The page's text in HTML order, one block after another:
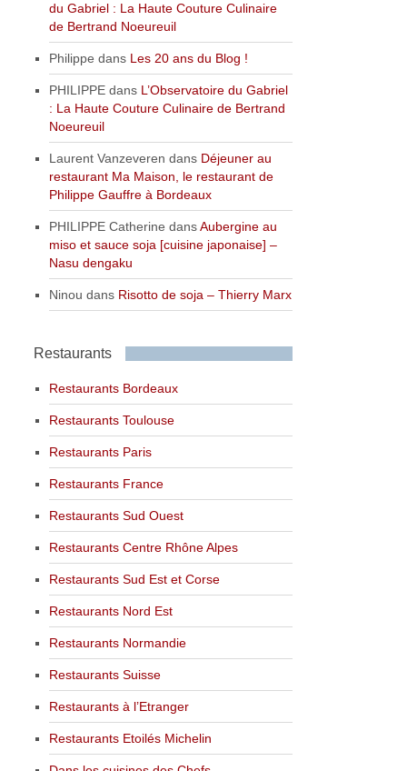
du Gabriel : La Haute Couture Culinaire
de Bertrand Noeureuil
Philippe dans Les 20 ans du Blog !
PHILIPPE dans L’Observatoire du Gabriel
: La Haute Couture Culinaire de Bertrand
Noeureuil
Laurent Vanzeveren dans Déjeuner au
restaurant Ma Maison, le restaurant de
Philippe Gauffre à Bordeaux
PHILIPPE Catherine dansAubergine au
miso et sauce soja [cuisine japonaise] –
Nasu dengaku
Ninou dans Risotto de soja – Thierry Marx
Restaurants
Restaurants Bordeaux
Restaurants Toulouse
Restaurants Paris
Restaurants France
Restaurants Sud Ouest
Restaurants Centre Rhône Alpes
Restaurants Sud Est et Corse
Restaurants Nord Est
Restaurants Normandie
Restaurants Suisse
Restaurants à l’Etranger
Restaurants Etoilés Michelin